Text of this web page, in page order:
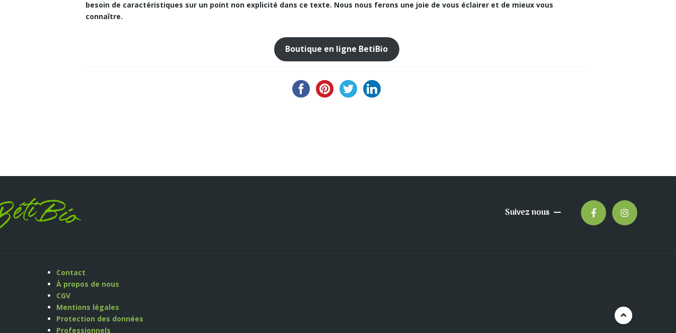
besoin de caractéristiques sur un point non explicité dans ce texte. Nous nous ferons une joie de vous éclairer et de mieux vous
connaître.
Boutique en ligne BetiBio
Suivez nous
Contact
À propos de nous
CGV
Mentions légales
Protection des données
Professionnels